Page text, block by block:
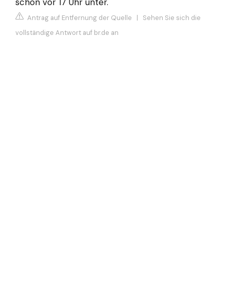
Antrag auf Entfernung der Quelle | Sehen Sie sich die
vollständige Antwort auf br.de an